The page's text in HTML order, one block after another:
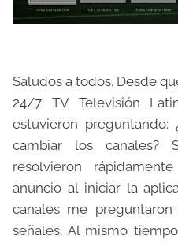
Saludos a todos. Desde
24/7 TV Televisión
estuvieron
cambiar los canales?
resolvieron
anuncio al iniciar la
canales me
señales. Al mismo